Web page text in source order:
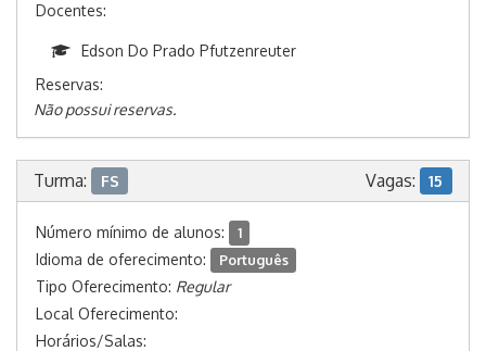
Docentes:
Edson Do Prado Pfutzenreuter
Reservas:
Não possui reservas.
Turma: FS Vagas: 15
Número mínimo de alunos: 1
Idioma de oferecimento: Português
Tipo Oferecimento: Regular
Local Oferecimento:
Horários/Salas: